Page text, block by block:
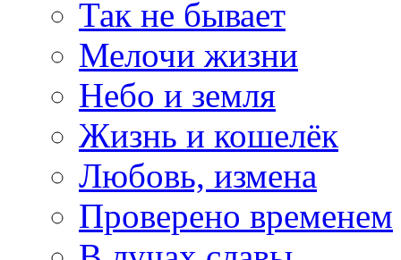
Так не бывает
Мелочи жизни
Небо и земля
Жизнь и кошелёк
Любовь, измена
Проверено временем